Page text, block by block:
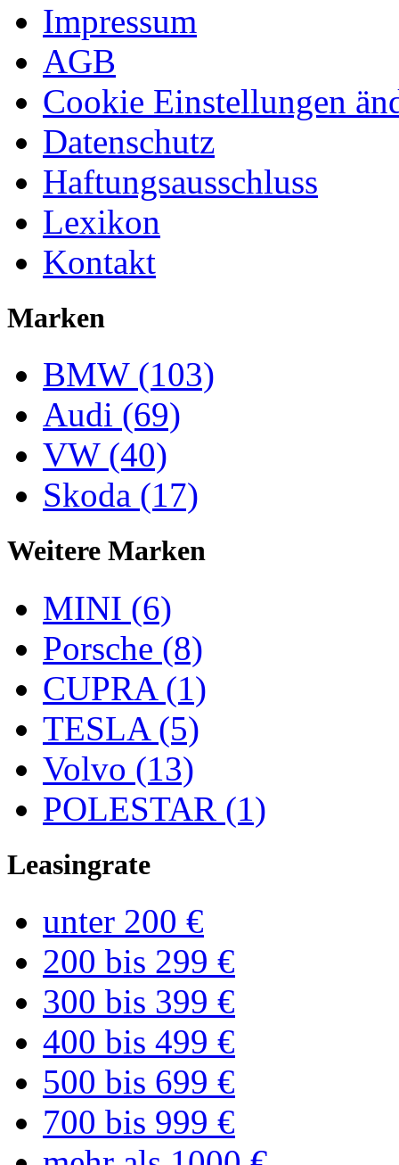
Impressum
AGB
Cookie Einstellungen
Datenschutz
Haftungsausschluss
Lexikon
Kontakt
Marken
BMW (103)
Audi (69)
VW (40)
Skoda (17)
Weitere Marken
MINI (6)
Porsche (8)
CUPRA (1)
TESLA (5)
Volvo (13)
POLESTAR (1)
Leasingrate
unter 200 €
200 bis 299 €
300 bis 399 €
400 bis 499 €
500 bis 699 €
700 bis 999 €